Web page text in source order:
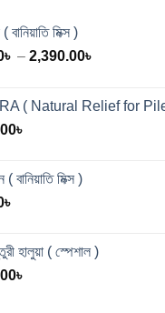
বানিয়াতি মিক্স )
৳ – 2,390.00৳
through
( Natural Relief for
৳
বানিয়াতি মিক্স )
৳
হালুয়া ( স্পেশাল )
৳